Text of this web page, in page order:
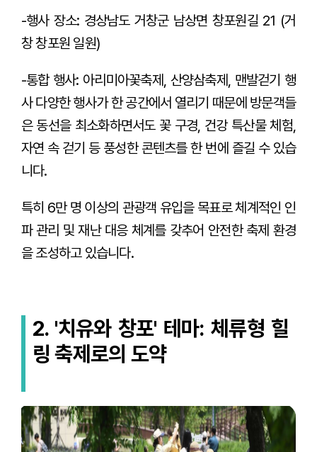
-행사 장소: 경상남도 거창군 남상면 창포원길 21 (거
창 창포원 일원)
-통합 행사: 아리미아꽃축제, 산양삼축제, 맨발걷기 행
사 다양한 행사가 한 공간에서 열리기 때문에 방문객들
은 동선을 최소화하면서도 꽃 구경, 건강 특산물 체험,
자연 속 걷기 등 풍성한 콘텐츠를 한 번에 즐길 수 있습
니다.
특히 6만 명 이상의 관광객 유입을 목표로 체계적인 인
파 관리 및 재난 대응 체계를 갖추어 안전한 축제 환경
을 조성하고 있습니다.
2. '치유와 창포' 테마: 체류형 힐
링 축제로의 도약